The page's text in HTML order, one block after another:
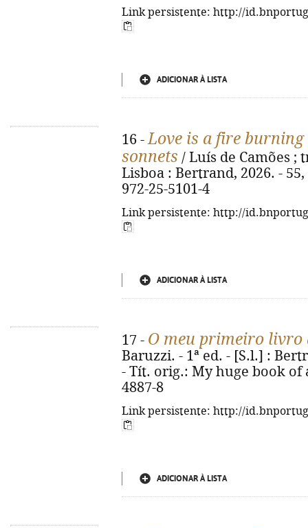
Link persistente: http://
ADICIONAR À LISTA
16 -Love is a fire
sonnets / Luís de Camões ;
Lisboa : Bertrand, 2026. -
972-25-5101-4
Link persistente: http://
ADICIONAR À LISTA
17 - O meu primeiro livro
Baruzzi. - 1ª ed. - [S.l.] :
- Tít. orig.: My huge book of
4887-8
Link persistente: http://
ADICIONAR À LISTA